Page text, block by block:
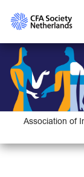
Association of